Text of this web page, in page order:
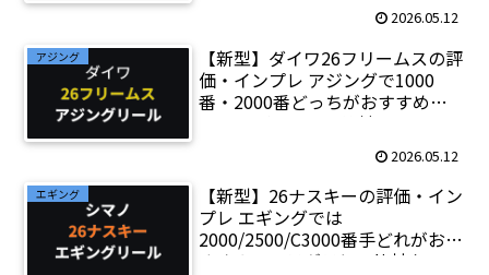
2026.05.12
アジング
【新型】ダイワ26フリームスの評
価・インプレ アジングで1000
番・2000番どっちがおすすめ？
25カルディアとの比較も
2026.05.12
エギング
【新型】26ナスキーの評価・イン
プレ エギングでは
2000/2500/C3000番手どれがおす
すめ？アルテグラとの比較も